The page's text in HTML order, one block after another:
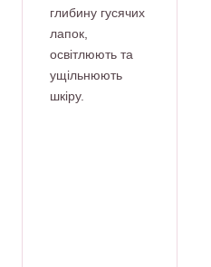
глибину гусячих
лапок,
освітлюють та
ущільнюють
шкіру.